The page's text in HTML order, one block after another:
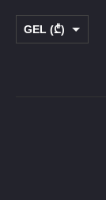
GEL (₾)